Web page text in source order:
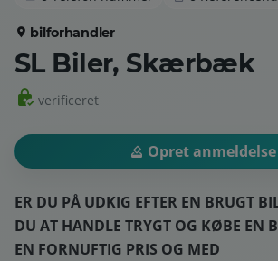
bilforhandler
SL Biler, Skærbæk
verificeret
Opret anmeldelse
ER DU PÅ UDKIG EFTER EN BRUGT
DU AT HANDLE TRYGT OG KØBE EN
EN FORNUFTIG PRIS OG MED